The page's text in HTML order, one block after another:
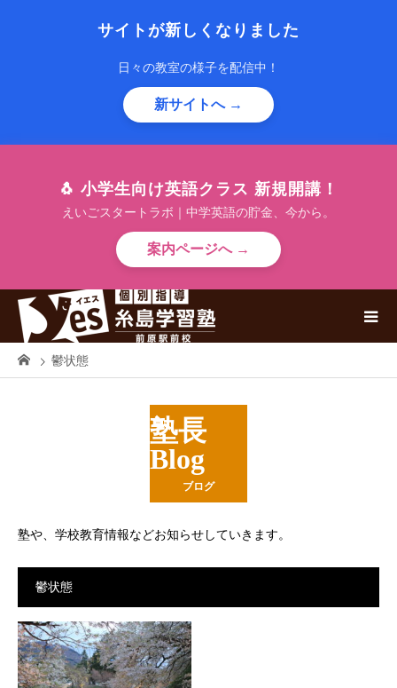
サイトが新しくなりました
日々の教室の様子を配信中！
新サイトへ →
🐧 小学生向け英語クラス 新規開講！
えいごスタートラボ｜中学英語の貯金、今から。
案内ページへ →
鬱状態
塾長
Blog
ブログ
塾や、学校教育情報などお知らせしていきます。
鬱状態